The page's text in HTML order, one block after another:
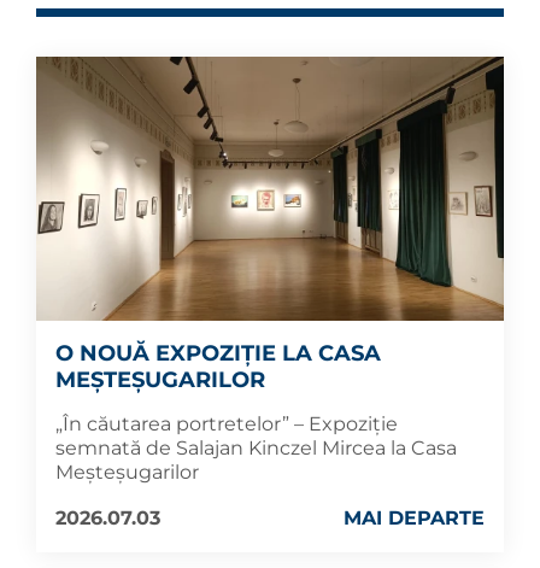
O NOUĂ EXPOZIȚIE LA CASA
MEȘTEȘUGARILOR
„În căutarea portretelor” – Expoziție
semnată de Salajan Kinczel Mircea la Casa
Meșteșugarilor
2026.07.03
MAI DEPARTE